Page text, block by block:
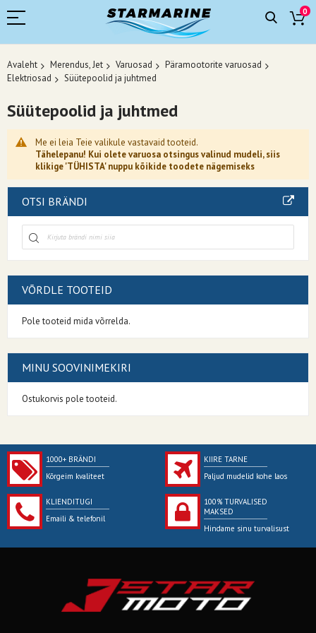
0
Avaleht Merendus, Jet Varuosad
Päramootorite varuosad
Elektriosad
Süütepoolid ja juhtmed
Süütepoolid ja juhtmed
Me ei leia Teie valikule vastavaid tooteid.
Tähelepanu! Kui olete varuosa otsingus valinud mudeli, siis
klikige 'TÜHISTA' nuppu kõikide toodete nägemiseks
OTSI BRÄNDI
VÕRDLE TOOTEID
Pole tooteid mida võrrelda.
MINU SOOVINIMEKIRI
Ostukorvis pole tooteid.
1000+ BRÄNDI
Kõrgeim kvaliteet
KIIRE TARNE
Paljud mudelid kohe laos
KLIENDITUGI
Emaili & telefonil
100% TURVALISED
MAKSED
Hindame sinu turvalisust